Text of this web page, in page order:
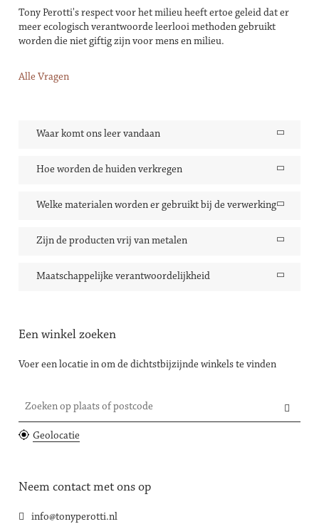
Tony Perotti's respect voor het milieu heeft ertoe geleid dat er
meer ecologisch verantwoorde leerlooi methoden gebruikt
worden die niet giftig zijn voor mens en milieu.
Alle Vragen
Waar komt ons leer vandaan
Hoe worden de huiden verkregen
Welke materialen worden er gebruikt bij de verwerking
Zijn de producten vrij van metalen
Maatschappelijke verantwoordelijkheid
Een winkel zoeken
Voer een locatie in om de dichtstbijzijnde winkels te vinden
Zoeken op plaats of postcode
Geolocatie
Neem contact met ons op
info@tonyperotti.nl